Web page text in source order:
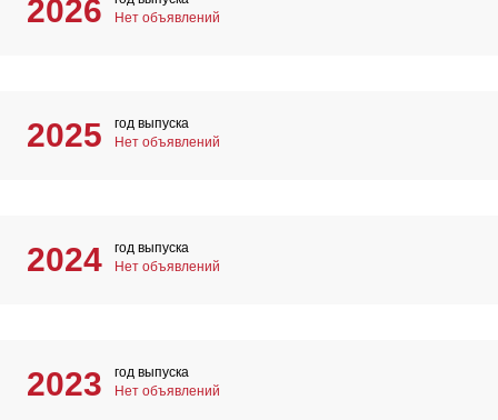
2026
Нет объявлений
2025
год выпуска
Нет объявлений
2024
год выпуска
Нет объявлений
2023
год выпуска
Нет объявлений